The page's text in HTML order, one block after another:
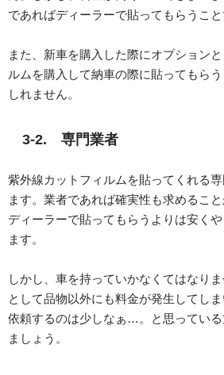
であればディーラーで貼ってもらうこと
また、新車を購入した際にオプション
ルムを購入して納車の際に貼ってもら
しれません。
3-2. 専門業者
紫外線カットフィルムを貼ってくれる
ます。業者であれば確実性も求めるこ
ディーラーで貼ってもらうよりは安く
ます。
しかし、車を持っていかなくてはなり
として品物以外にも料金が発生してし
依頼するのは少しなぁ…。と思っている
ましょう。